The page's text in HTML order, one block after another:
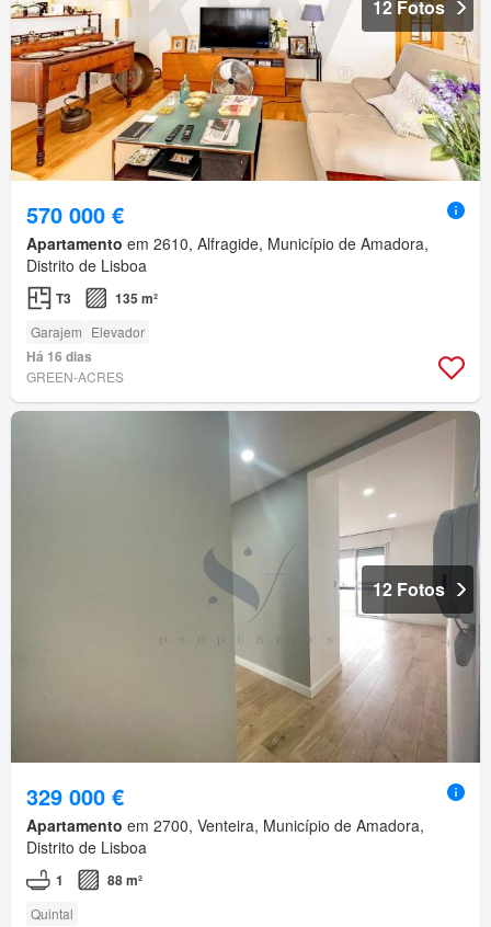
12 Fotos
570 000 €
Apartamento em 2610, Alfragide, Município de Amadora,
Distrito de Lisboa
T3 135 m²
Garajem Elevador
Há 16 dias
GREEN-ACRES
12 Fotos
329 000 €
Apartamento em 2700, Venteira, Município de Amadora,
Distrito de Lisboa
1 88 m²
Quintal